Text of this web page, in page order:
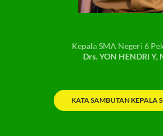
Kepala SMA Negeri 6
Drs. YON HENDRI Y,
KATA SAMBUTAN KEPALA